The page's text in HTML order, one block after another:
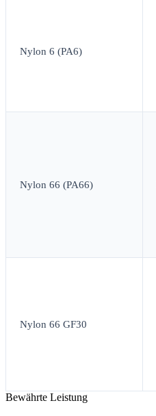
Nylon 6 (PA6)
Nylon 66 (PA66)
Nylon 66 GF30
Bewährte Leistung